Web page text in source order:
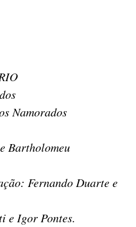
Namorados
Bartholomeu
Fernando Duarte e
e Igor Pontes.